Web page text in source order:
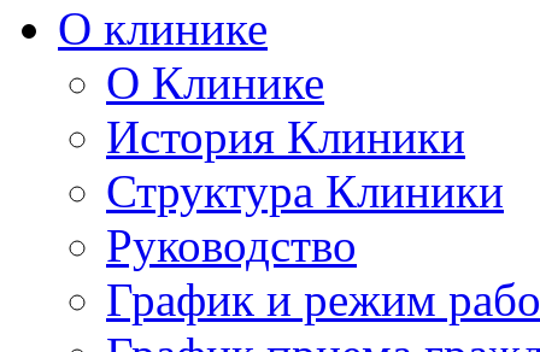
О клинике
О Клинике
История Клиники
Структура Клиники
Руководство
График и режим